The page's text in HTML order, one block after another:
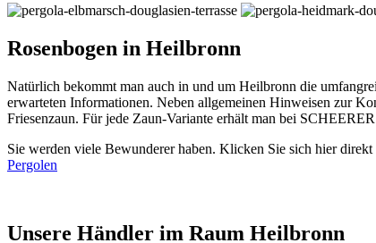
Rosenbogen in Heilbronn
Natürlich bekommt man auch in und um Heilbronn die
erwarteten Informationen. Neben allgemeinen Hinweisen zur
Friesenzaun. Für jede Zaun-Variante erhält man bei
Sie werden viele Bewunderer haben. Klicken Sie sich hier
Pergolen
Unsere Händler im Raum Heilbronn